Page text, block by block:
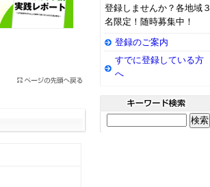
登録しませんか？各地域３
名限定！随時募集中！
登録のご案内
すでに登録している方
へ